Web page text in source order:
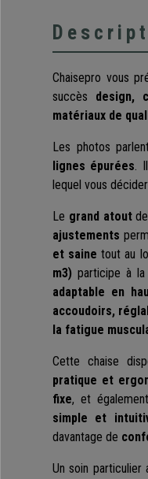
Chaisepro vous
succès design,
matériaux de
Les photos
lignes épurées.
lequel vous
Le grand atoutde
ajustements
et saine tout au
m3) participe à la
adaptable en
accoudoirs,
la fatigue
Cette chaise
pratique et
fixe, et
simple et
davantage de
Un soin particulier